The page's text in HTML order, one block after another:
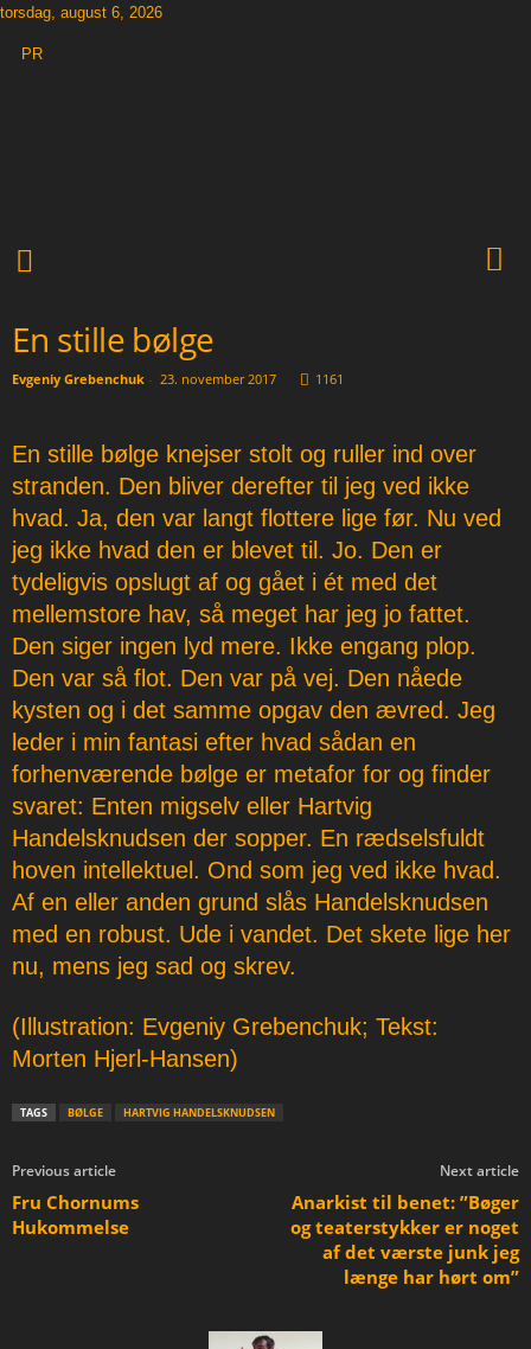
torsdag, august 6, 2026
PR
En stille bølge
Evgeniy Grebenchuk - 23. november 2017 1161
En stille bølge knejser stolt og ruller ind over
stranden. Den bliver derefter til jeg ved ikke
hvad. Ja, den var langt flottere lige før. Nu ved
jeg ikke hvad den er blevet til. Jo. Den er
tydeligvis opslugt af og gået i ét med det
mellemstore hav, så meget har jeg jo fattet.
Den siger ingen lyd mere. Ikke engang plop.
Den var så flot. Den var på vej. Den nåede
kysten og i det samme opgav den ævred. Jeg
leder i min fantasi efter hvad sådan en
forhenværende bølge er metafor for og finder
svaret: Enten migselv eller Hartvig
Handelsknudsen der sopper. En rædselsfuldt
hoven intellektuel. Ond som jeg ved ikke hvad.
Af en eller anden grund slås Handelsknudsen
med en robust. Ude i vandet. Det skete lige her
nu, mens jeg sad og skrev.
(Illustration: Evgeniy Grebenchuk; Tekst:
Morten Hjerl-Hansen)
TAGS BØLGE HARTVIG HANDELSKNUDSEN
Previous article
Fru Chornums
Hukommelse
Next article
Anarkist til benet: ”Bøger
og teaterstykker er noget
af det værste junk jeg
længe har hørt om”